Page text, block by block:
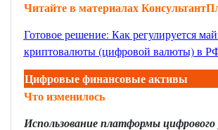
Читайте в материалах
Готовое решение: Как регулируется
криптовалюты (цифровой валюты) в
Цифровые финансовые активы
Что изменилось
Использование платформы цифрового